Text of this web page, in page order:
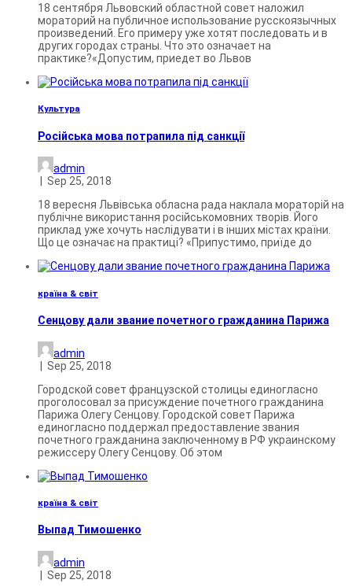
18 сентября Львовский областной совет наложил
мораторий на публичное использование русскоязычных
произведений. Его примеру уже хотят последовать и в
других городах страны. Что это означает на
практике?«Допустим, приедет во Львов
Культура
Російська мова потрапила під санкції
admin
Sep 25, 2018
18 вересня Львівська обласна рада наклала мораторій на
публічне використання російськомовних творів. Його
приклад уже хочуть наслідувати і в інших містах країни.
Що це означає на практиці? «Припустимо, приїде до
країна & світ
Сенцову дали звание почетного гражданина Парижа
admin
| Sep 25, 2018
Городской совет французской столицы единогласно
проголосовал за присуждение почетного гражданина
Парижа Олегу Сенцову. Городской совет Парижа
единогласно поддержал предоставление звания
почетного гражданина заключенному в РФ украинскому
режиссеру Олегу Сенцову. Об этом
країна & світ
Выпад Тимошенко
admin
Sep 25, 2018